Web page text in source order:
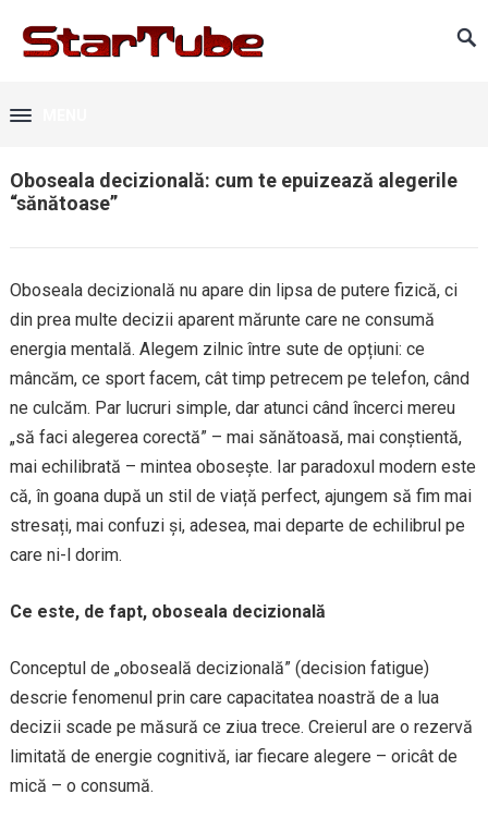
Oboseala decizională: cum te epuizează alegerile
“sănătoase”
Oboseala decizională nu apare din lipsa de putere fizică, ci
din prea multe decizii aparent mărunte care ne consumă
energia mentală. Alegem zilnic între sute de opțiuni: ce
mâncăm, ce sport facem, cât timp petrecem pe telefon, când
ne culcăm. Par lucruri simple, dar atunci când încerci mereu
„să faci alegerea corectă” – mai sănătoasă, mai conștientă,
mai echilibrată – mintea obosește. Iar paradoxul modern este
că, în goana după un stil de viață perfect, ajungem să fim mai
stresați, mai confuzi și, adesea, mai departe de echilibrul pe
care ni-l dorim.
Ce este, de fapt, oboseala decizională
Conceptul de „oboseală decizională” (decision fatigue)
descrie fenomenul prin care capacitatea noastră de a lua
decizii scade pe măsură ce ziua trece. Creierul are o rezervă
limitată de energie cognitivă, iar fiecare alegere – oricât de
mică – o consumă.